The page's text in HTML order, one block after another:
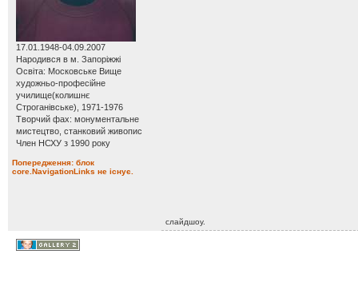
17.01.1948-04.09.2007
Народився в м. Запоріжжі
Освіта: Московське Вище
художньо-професійне
училище(колишнє
Строганівське), 1971-1976
Творчий фах: монументальне
мистецтво, станковий живопис
Член НСХУ з 1990 року
Попередження: блок
core.NavigationLinks не існує.
слайдшоу.